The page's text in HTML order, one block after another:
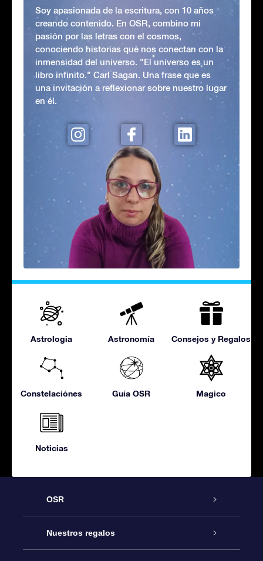
Soy apasionada de la escritura, con 10 años
creando contenido. En OSR, combino mi
pasión por las letras con el cosmos,
conociendo historias que nos conectan con la
inmensidad del universo. "El universo es un
libro infinito." Carl Sagan. Una frase que es
una invitación a reflexionar sobre nuestro lugar
en él.
Astrologia Astronomía Consejos y Regalos
Constelaciónes Guía OSR Magico
Noticias
OSR
Atención
Nuestros regalos